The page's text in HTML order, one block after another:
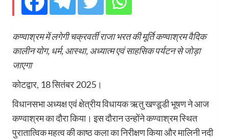
कण्वाश्रम में लगेगी चक्रवर्ती राजा भरत की मूर्ति कण्वाश्रम वैदिक
कालीन योग, धर्म, आस्था, अध्यात्म एवं साहसिक पर्यटन से जोड़ा
जाएगा
कोटद्वार, 18 सितंबर 2025।
विधानसभा अध्यक्ष एवं क्षेत्रीय विधायक ऋतु खण्डूडी भूषण ने आज
कण्वाश्रम का दौरा किया। इस दौरान उन्होंने कण्वाश्रम स्थित
पुरातात्विक महत्व की काष्ठ कला का निरीक्षण किया और मालिनी नदी